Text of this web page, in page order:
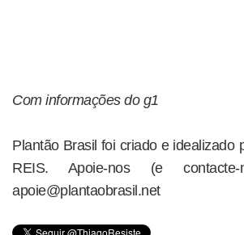
Com informações do g1
Plantão Brasil foi criado e idealizado
REIS. Apoie-nos (e
apoie@plantaobrasil.net